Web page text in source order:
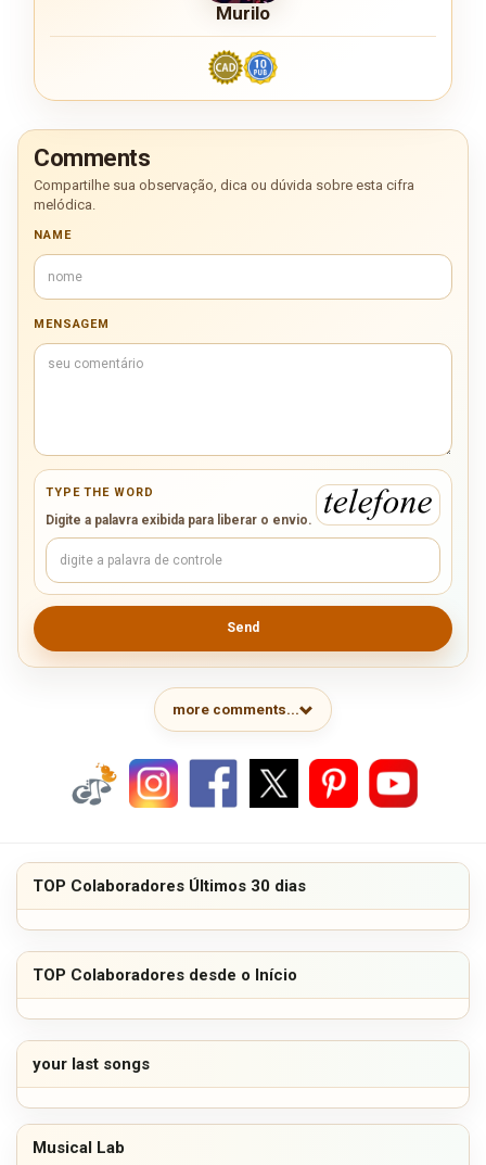
Murilo
Comments
Compartilhe sua observação, dica ou dúvida sobre esta cifra
melódica.
NAME
MENSAGEM
TYPE THE WORD
Digite a palavra exibida para liberar o envio.
Send
more comments...
TOP Colaboradores Últimos 30 dias
TOP Colaboradores desde o Início
your last songs
Musical Lab